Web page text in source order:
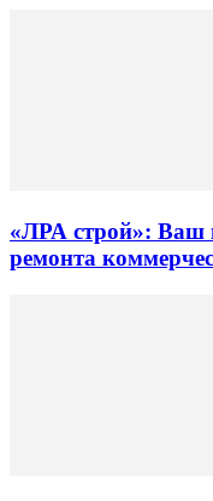
«ЛРА строй»: Ваш
ремонта